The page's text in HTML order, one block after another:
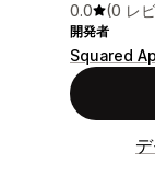
0.0 (0 レ
開発者
Squared